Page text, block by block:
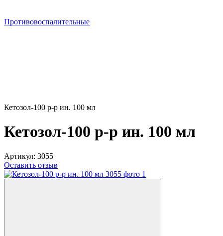
Противовоспалительные
Кетозол-100 р-р ин. 100 мл
Кетозол-100 р-р ин. 100 мл
Артикул: 3055
Оставить отзыв